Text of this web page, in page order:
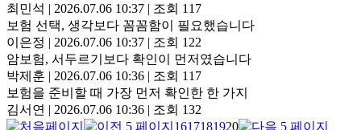
최민석 | 2026.07.06 10:37 | 조회 117
보험 선택, 생각보다 꼼꼼함이 필요했습니다
이은정 | 2026.07.06 10:37 | 조회 122
암보험, 서두르기보다 확인이 먼저였습니다
박제훈 | 2026.07.06 10:36 | 조회 117
보험을 준비할 때 가장 먼저 확인한 한 가지
김서연 | 2026.07.06 10:36 | 조회 132
1617181920